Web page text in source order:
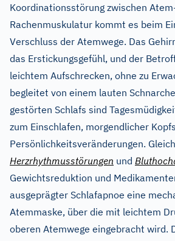
Koordinationsstörung zwischen
Rachenmuskulatur kommt es beim
Verschluss der Atemwege. Das
das Erstickungsgefühl, und der
leichtem Aufschrecken, ohne zu
begleitet von einem lauten
gestörten Schlafs sind
zum Einschlafen, morgendlicher
Persönlichkeitsveränderungen.
Herzrhythmusstörungen und
Gewichtsreduktion und
ausgeprägter Schlafapnoe eine
Atemmaske, über die mit leichtem
oberen Atemwege eingebracht wird.